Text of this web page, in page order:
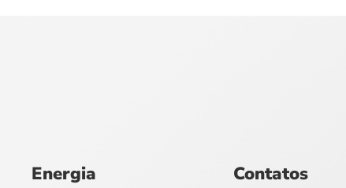
Energia Contatos